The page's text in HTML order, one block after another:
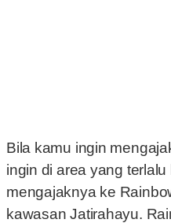
Bila kamu ingin
ingin di area yang
mengajaknya ke
kawasan Jatirahayu.